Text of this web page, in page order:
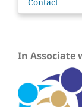
In Associate